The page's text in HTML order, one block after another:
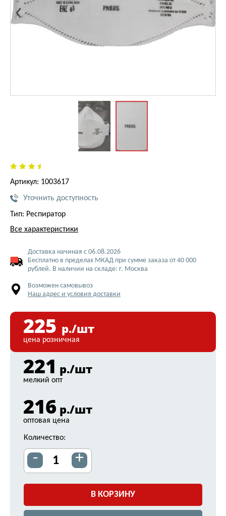
Артикул: 1003617
Уточнить доступность
Тип: Респиратор
Все характеристики
Доставка начиная с 06.08.2026
Бесплатно в пределах МКАД при сумме заказа от 40 000
рублей. В наличии на складе: г. Москва
Возможен самовывоз
Наш адрес и условия доставки
225 р./шт
цена розничная
221 р./шт
мелкий опт
216 р./шт
оптовая цена
Количество:
- +
В КОРЗИНУ